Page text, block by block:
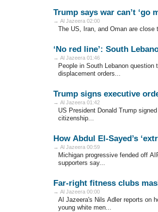
Trump says war can’t ‘go
→ Al Jazeera 02:00
The US, Iran, and Oman are close
‘No red line’: South
→ Al Jazeera 01:46
People in South Lebanon
displacement orders...
Trump signs executive
→ Al Jazeera 01:42
US President Donald Trump
citizenship...
How Abdul El-Sayed’s
→ Al Jazeera 00:59
Michigan progressive fended off
supporters say...
Far-right fitness clubs
→ Al Jazeera 00:00
Al Jazeera's Nils Adler reports on
young white men...